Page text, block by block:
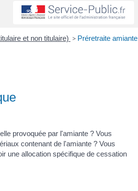
et non titulaire) > Préretraite amiante
provoquée par l'amiante ? Vous
contenant de l'amiante ? Vous
une allocation spécifique de cessation